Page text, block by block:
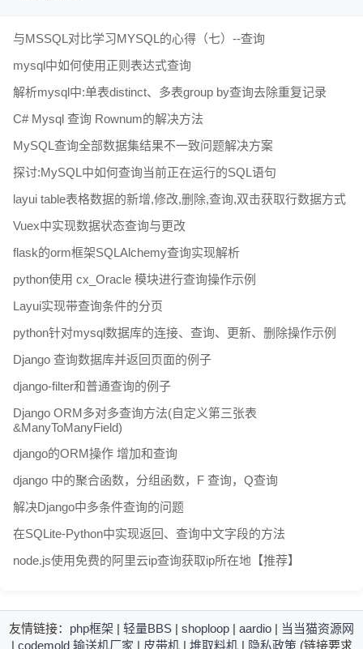
与MSSQL对比学习MYSQL的心得（七）--查询
mysql中如何使用正则表达式查询
解析mysql中:单表distinct、多表group by查询去除重复记录
C# Mysql 查询 Rownum的解决方法
MySQL查询全部数据集结果不一致问题解决方案
探讨:MySQL中如何查询当前正在运行的SQL语句
layui table表格数据的新增,修改,删除,查询,双击获取行数据方式
Vuex中实现数据状态查询与更改
flask的orm框架SQLAlchemy查询实现解析
python使用 cx_Oracle 模块进行查询操作示例
Layui实现带查询条件的分页
python针对mysql数据库的连接、查询、更新、删除操作示例
Django 查询数据库并返回页面的例子
django-filter和普通查询的例子
Django ORM多对多查询方法(自定义第三张表
&ManyToManyField)
django的ORM操作 增加和查询
django 中的聚合函数，分组函数，F 查询，Q查询
解决Django中多条件查询的问题
在SQLite-Python中实现返回、查询中文字段的方法
node.js使用免费的阿里云ip查询获取ip所在地【推荐】
友情链接： php框架 | 轻量BBS | shoploop | aardio | 当当猫资源网
| codemold 输送机厂家 | 皮带机| 堆取料机| 隐私政策 (链接要求